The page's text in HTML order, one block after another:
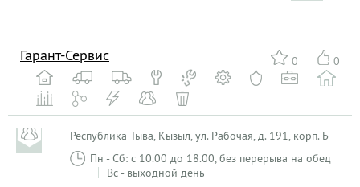
0 0
Гарант-Сервис
Республика Тыва, Кызыл, ул. Рабочая, д. 191, корп. Б
Пн - Сб: с 10.00 до 18.00, без перерыва на обед
Вс - выходной день